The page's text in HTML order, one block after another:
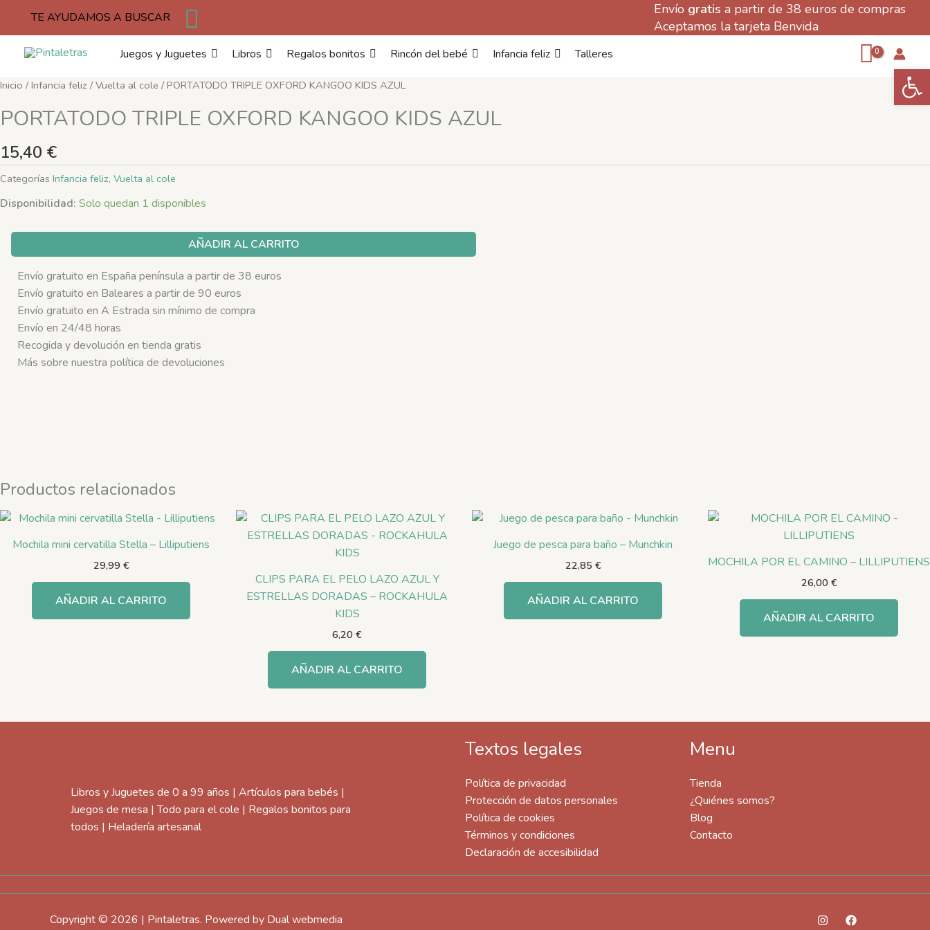
TE AYUDAMOS A BUSCAR Buscar Envío gratis a partir de 38 euros de compras
Aceptamos la tarjeta Benvida
Juegos y Juguetes Libros Regalos bonitos Rincón del bebé Infancia feliz Talleres
Inicio / Infancia feliz / Vuelta al cole / PORTATODO TRIPLE OXFORD KANGOO KIDS AZUL
PORTATODO TRIPLE OXFORD KANGOO KIDS AZUL
15,40 €
Categorías Infancia feliz, Vuelta al cole
Disponibilidad: Solo quedan 1 disponibles
PORTATODO
OXFORD
KIDS
cantidad
AÑADIR AL CARRITO
Envío gratuito en España península a partir de 38 euros
Envío gratuito en Baleares a partir de 90 euros
Envío gratuito en A Estrada sin mínimo de compra
Envío en 24/48 horas
Recogida y devolución en tienda gratis
Más sobre nuestra política de devoluciones
Productos relacionados
Mochila mini cervatilla Stella – Lilliputiens
29,99 €
AÑADIR AL CARRITO
CLIPS PARA EL PELO LAZO AZUL Y
ESTRELLAS DORADAS – ROCKAHULA
KIDS
6,20 €
AÑADIR AL CARRITO
Juego de pesca para baño – Munchkin
22,85 €
AÑADIR AL CARRITO
MOCHILA POR EL CAMINO – LILLIPUTIENS
26,00 €
AÑADIR AL CARRITO
Libros y Juguetes de 0 a 99 años | Artículos para bebés |
Juegos de mesa | Todo para el cole | Regalos bonitos para
todos | Heladería artesanal
Textos legales
Política de privacidad
Protección de datos personales
Política de cookies
Términos y condiciones
Declaración de accesibilidad
Menu
Tienda
¿Quiénes somos?
Blog
Contacto
Copyright © 2026 | Pintaletras. Powered by Dual webmedia
Abrir